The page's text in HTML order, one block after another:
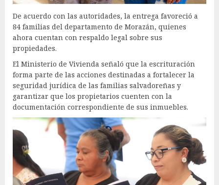
De acuerdo con las autoridades, la entrega favoreció a
84 familias del departamento de Morazán, quienes
ahora cuentan con respaldo legal sobre sus
propiedades.
El Ministerio de Vivienda señaló que la escrituración
forma parte de las acciones destinadas a fortalecer la
seguridad jurídica de las familias salvadoreñas y
garantizar que los propietarios cuenten con la
documentación correspondiente de sus inmuebles.